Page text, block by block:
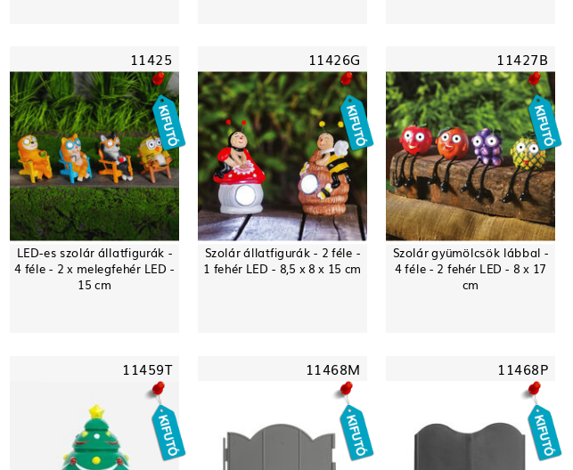
11425
LED-es szolár állatfigurák -
4 féle - 2 x melegfehér LED -
15 cm
11426G
Szolár állatfigurák - 2 féle -
1 fehér LED - 8,5 x 8 x 15 cm
11427B
Szolár gyümölcsök lábbal -
4 féle - 2 fehér LED - 8 x 17
cm
11459T 11468M 11468P